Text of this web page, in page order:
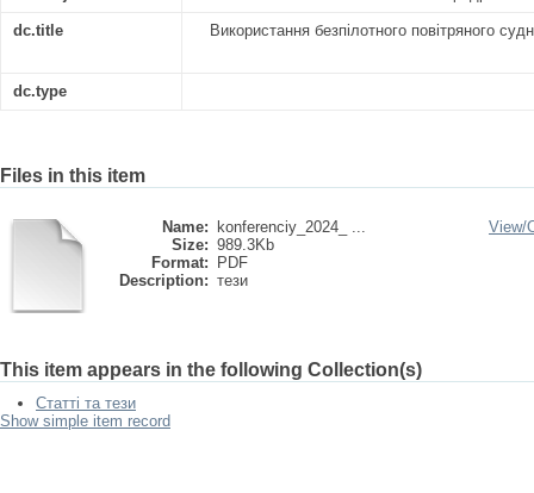
dc.title Використання безпілотного повітряного
dc.type
Files in this item
Name:
konferenciy_2024_ ...
Size: 989.3Kb
Format:
PDF
Description: тези
View/
This item appears in the following Collection(s)
Статті та тези
Show simple item record